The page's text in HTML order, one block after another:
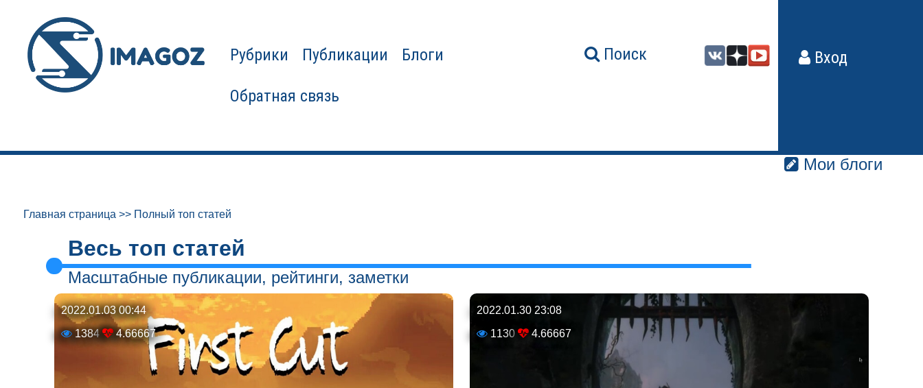
Рубрики Публикации Блоги
Обратная связь
Поиск Вход
Мои блоги
Главная страница >> Полный топ статей
Весь топ статей
Масштабные публикации, рейтинги, заметки
2022.01.03 00:44
1384
4.66667
2022.01.30 23:08
1130
4.66667